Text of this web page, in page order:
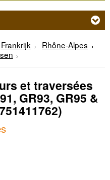
Frankrijk
Rhône-Alpes
et traversées
GR93, GR95 &